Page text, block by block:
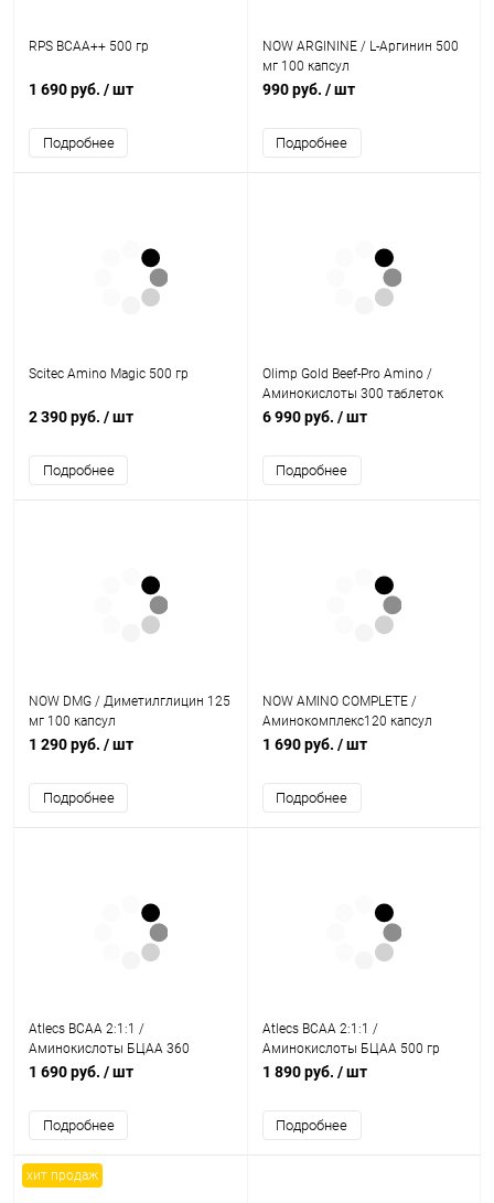
RPS BCAA++ 500 гр
1 690 руб. / шт
Подробнее
NOW ARGININE / L-Аргинин 500
мг 100 капсул
990 руб. / шт
Подробнее
Scitec Amino Magic 500 гр
2 390 руб. / шт
Подробнее
Olimp Gold Beef-Pro Amino /
Аминокислоты 300 таблеток
6 990 руб. / шт
Подробнее
NOW DMG / Диметилглицин 125
мг 100 капсул
1 290 руб. / шт
Подробнее
NOW AMINO COMPLETE /
Аминокомплекс120 капсул
1 690 руб. / шт
Подробнее
Atlecs BCAA 2:1:1 /
Аминокислоты БЦАА 360
капсул
1 690 руб. / шт
Подробнее
Atlecs BCAA 2:1:1 /
Аминокислоты БЦАА 500 гр
1 890 руб. / шт
Подробнее
хит продаж